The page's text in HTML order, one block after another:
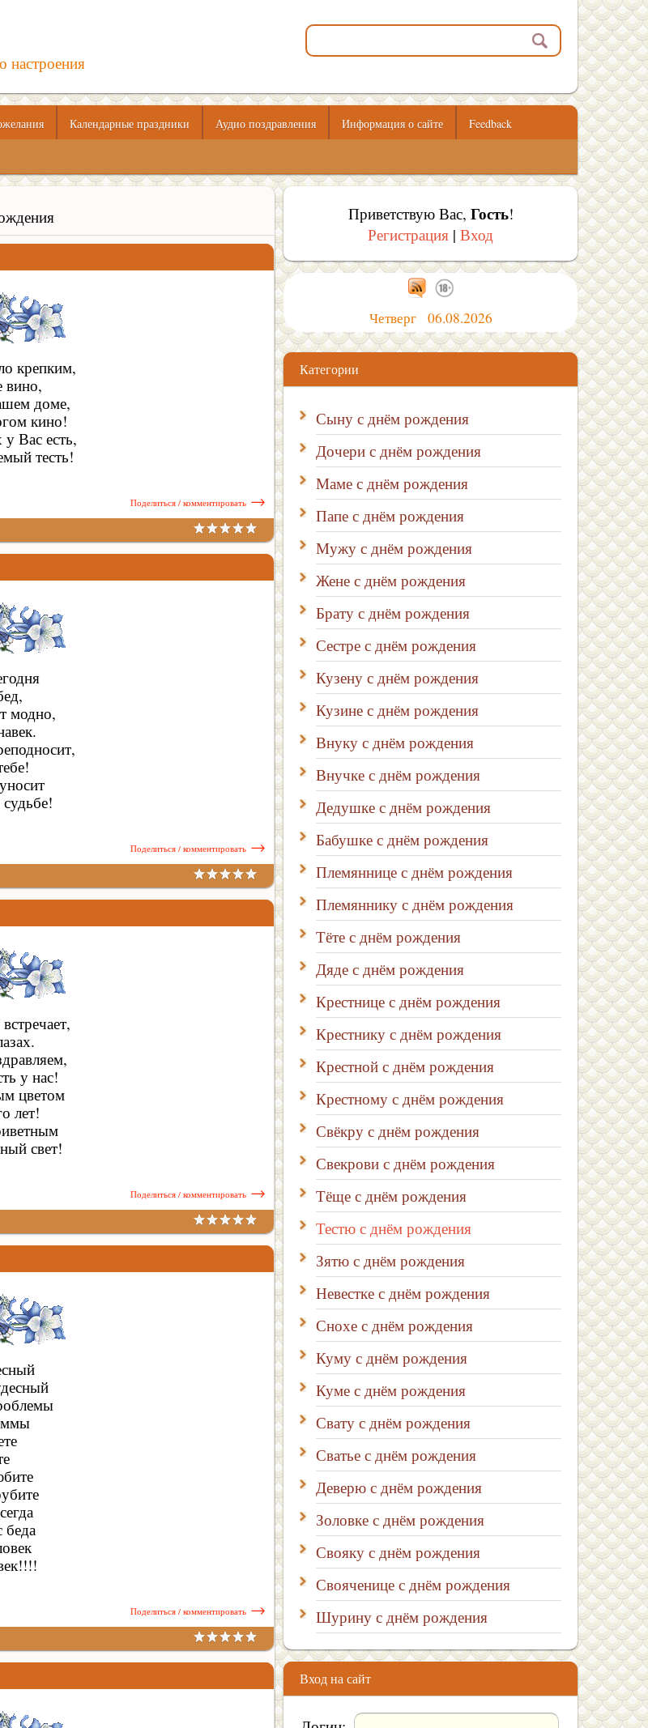
настроения
Календарные праздники Аудио поздравления Информация о сайте Feedback
крепким,
вино,
доме,
кино!
Вас есть,
тесть!
Поделиться / комментировать →
модно,
Поделиться / комментировать →
у нас!
цветом
лет!
свет!
Поделиться / комментировать →
беда
Поделиться / комментировать →
Приветствую Вас, Гость!
Регистрация |Вход
Четверг 06.08.2026
Категории
Сыну с днём рождения
Дочери с днём рождения
Маме с днём рождения
Папе с днём рождения
Мужу с днём рождения
Жене с днём рождения
Брату с днём рождения
Сестре с днём рождения
Кузену с днём рождения
Кузине с днём рождения
Внуку с днём рождения
Внучке с днём рождения
Дедушке с днём рождения
Бабушке с днём рождения
Племяннице с днём рождения
Племяннику с днём рождения
Тёте с днём рождения
Дяде с днём рождения
Крестнице с днём рождения
Крестнику с днём рождения
Крестной с днём рождения
Крестному с днём рождения
Свёкру с днём рождения
Свекрови с днём рождения
Тёще с днём рождения
Тестю с днём рождения
Зятю с днём рождения
Невестке с днём рождения
Снохе с днём рождения
Куму с днём рождения
Куме с днём рождения
Свату с днём рождения
Сватье с днём рождения
Деверю с днём рождения
Золовке с днём рождения
Свояку с днём рождения
Свояченице с днём рождения
Шурину с днём рождения
Вход на сайт